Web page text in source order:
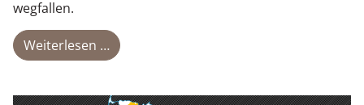
wegfallen.
Weiterlesen …